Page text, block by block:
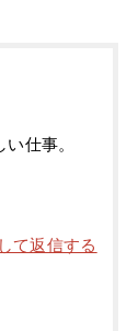
仕事。
て返信する